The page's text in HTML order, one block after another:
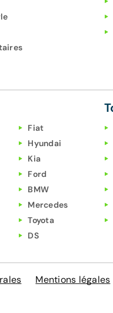
Fiat
Hyundai
Kia
Ford
BMW
Mercedes
Toyota
DS
Mentions légales